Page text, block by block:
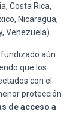
Costa Rica,
Nicaragua,
Venezuela).
aún
que los
con el
protección
de acceso a